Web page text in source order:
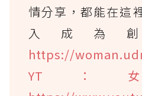
情分享，都能在這
入成為
https://
YT：